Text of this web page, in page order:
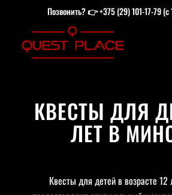
Позвонить? 👉+375 (29) 101-17-79(с
КВЕСТЫ ДЛЯ
ЛЕТ В
Квесты для детей в возрасте